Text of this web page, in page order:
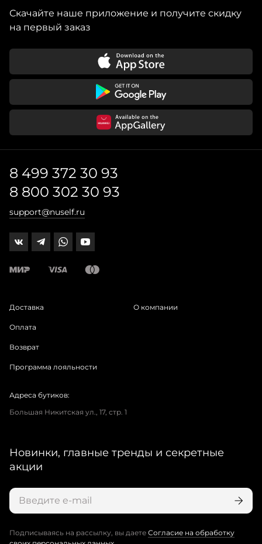
Скачайте наше приложение и получите скидку
на первый заказ
8 499 372 30 93
8 800 302 30 93
support@nuself.ru
Доставка
Оплата
Возврат
Программа лояльности
О компании
Адреса бутиков:
Большая Никитская ул., 17, стр. 1
Новинки, главные тренды и секретные
акции
Подписываясь на рассылку, вы даете Согласие на обработку